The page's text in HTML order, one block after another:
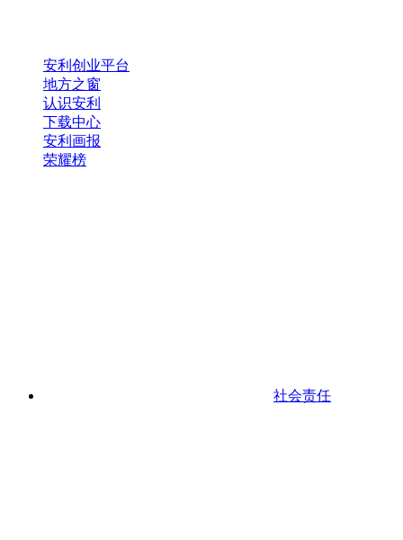
安利创业平台
地方之窗
认识安利
下载中心
安利画报
荣耀榜
社会责任